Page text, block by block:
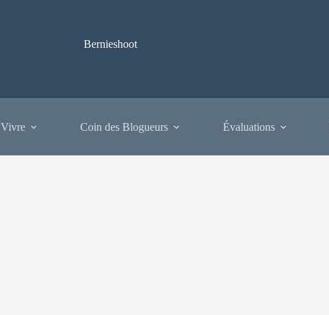
Bernieshoot
Coin des Blogueurs Évaluations